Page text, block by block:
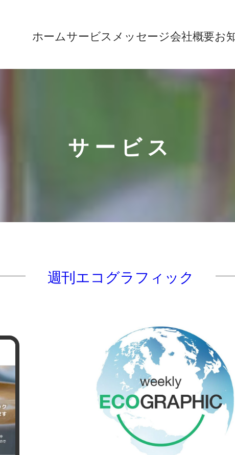
ホームサービス メッセージ会社概要お
サービス
週刊エコグラフィック